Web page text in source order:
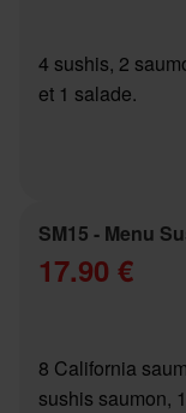
4 sushis, 2
et 1 salade.
SM15 - Menu
17.90 €
8 California
sushis saumon,